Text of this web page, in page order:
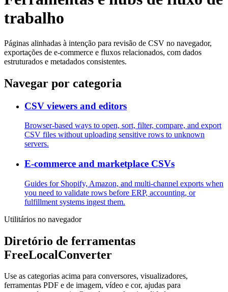
trabalho
Páginas alinhadas à intenção para revisão de CSV no navegador,
exportações de e-commerce e fluxos relacionados, com dados
estruturados e metadados consistentes.
Navegar por categoria
CSV viewers and editors
Browser-based ways to open, sort, filter, compare, and export
CSV files without uploading sensitive rows to unknown
servers.
E-commerce and marketplace CSVs
Guides for Shopify, Amazon, and multi-channel exports when
you need to validate rows before ERP, accounting, or
fulfillment systems ingest them.
Utilitários no navegador
Diretório de ferramentas
FreeLocalConverter
Use as categorias acima para conversores, visualizadores,
ferramentas PDF e de imagem, vídeo e cor, ajudas para